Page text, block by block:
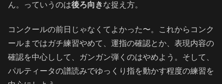
ん。っていうのは後ろ向きな捉え方。
コンクールの前日じゃなくてよかった〜。これからコンク
ールまではガチ練習やめて、運指の確認とか、表現内容の
確認を中心しして、ガンガン弾くのはやめよう。そして、
パルティータの譜読みでゆっくり指を動かす程度の練習を